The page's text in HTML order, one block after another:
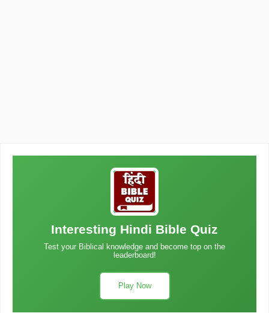
Interesting Hindi Bible Quiz
Test your Biblical knowledge and become top on the
leaderboard!
Play Now